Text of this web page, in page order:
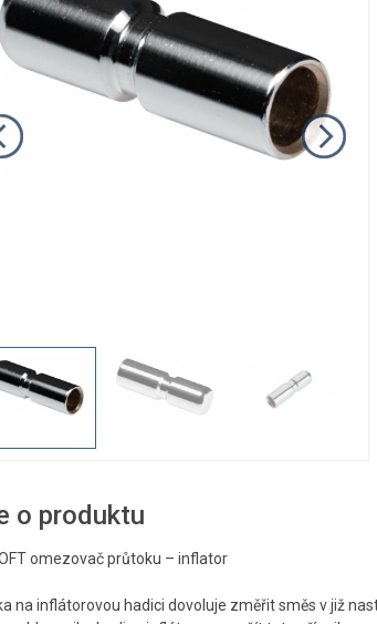
o produktu
omezovač průtoku – inflator
na inflátorovou hadici dovoluje změřit směs v již